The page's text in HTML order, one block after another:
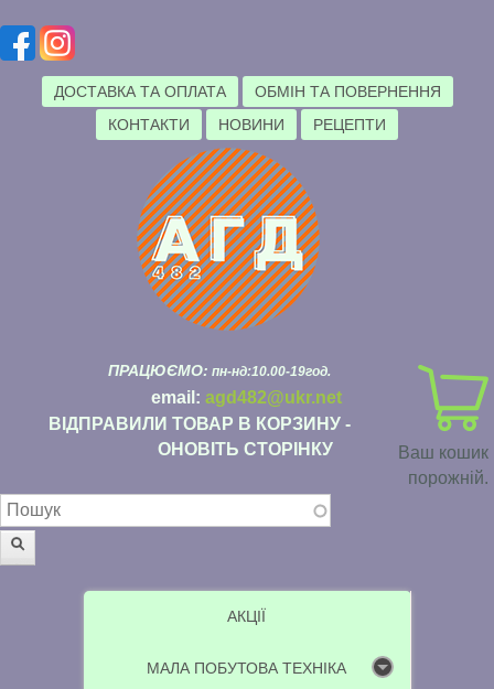
ДОСТАВКА ТА ОПЛАТА
ОБМІН ТА ПОВЕРНЕННЯ
КОНТАКТИ
НОВИНИ РЕЦЕПТИ
Ваш кошик
порожній.
ПРАЦЮЄМО: пн-нд:10.00-19год.
email: agd482@ukr.net
ВІДПРАВИЛИ ТОВАР В КОРЗИНУ -
ОНОВІТЬ СТОРІНКУ
Пошукова форма
АКЦІЇ
МАЛА ПОБУТОВА ТЕХНІКА